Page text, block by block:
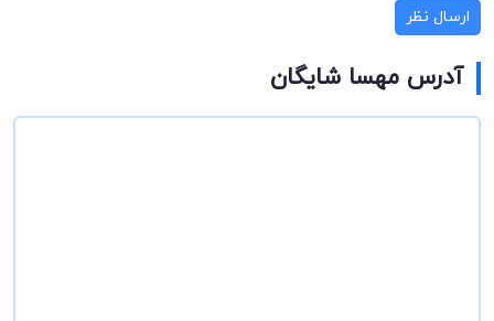
ارسال نظر
آدرس مهسا شایگان